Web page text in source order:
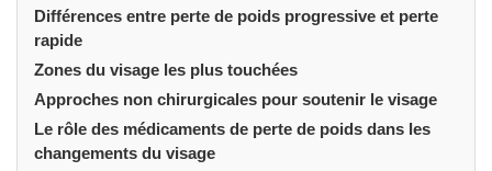
Différences entre perte de poids progressive et perte
rapide
Zones du visage les plus touchées
Approches non chirurgicales pour soutenir le visage
Le rôle des médicaments de perte de poids dans les
changements du visage